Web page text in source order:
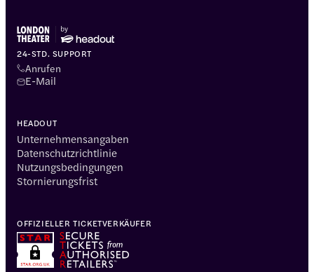
24-STD. SUPPORT
Anrufen
E-Mail
HEADOUT
Unternehmensangaben
Datenschutzrichtlinie
Nutzungsbedingungen
Stornierungsfrist
OFFIZIELLER TICKETVERKÄUFER